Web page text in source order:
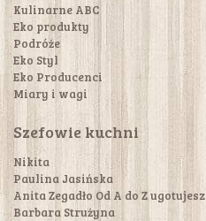
Kulinarne ABC
Eko produkty
Podróże
Eko Styl
Eko Producenci
Miary i wagi
Szefowie kuchni
Nikita
Paulina Jasińska
Anita Zegadło Od A do Z ugotujesz
Barbara Strużyna